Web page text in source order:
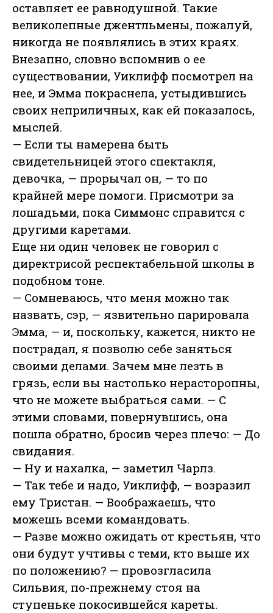
оставляет ее равнодушной. Такие
великолепные джентльмены, пожалуй,
никогда не появлялись в этих краях.
Внезапно, словно вспомнив о ее
существовании, Уиклифф посмотрел на
нее, и Эмма покраснела, устыдившись
своих неприличных, как ей показалось,
мыслей.
— Если ты намерена быть
свидетельницей этого спектакля,
девочка, — прорычал он, — то по
крайней мере помоги. Присмотри за
лошадьми, пока Симмонс справится с
другими каретами.
Еще ни один человек не говорил с
директрисой респектабельной школы в
подобном тоне.
— Сомневаюсь, что меня можно так
назвать, сэр, — язвительно парировала
Эмма, — и, поскольку, кажется, никто не
пострадал, я позволю себе заняться
своими делами. Зачем мне лезть в
грязь, если вы настолько нерасторопны,
что не можете выбраться сами. — С
этими словами, повернувшись, она
пошла обратно, бросив через плечо: — До
свидания.
— Ну и нахалка, — заметил Чарлз.
— Так тебе и надо, Уиклифф, — возразил
ему Тристан. — Воображаешь, что
можешь всеми командовать.
— Разве можно ожидать от крестьян, что
они будут учтивы с теми, кто выше их
по положению? — провозгласила
Сильвия, по-прежнему стоя на
ступеньке покосившейся кареты.